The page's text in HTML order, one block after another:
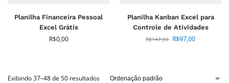
Planilha Financeira Pessoal
Excel Grátis
R$0,00
Planilha Kanban Excel para
Controle de Atividades
R$147,00 R$97,00
Exibindo 37–48 de 50 resultados